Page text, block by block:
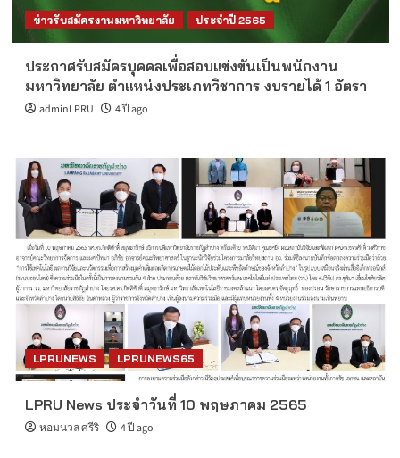
ข่าวรับสมัครงานมหาวิทยาลัย ประจำปี 2565
ประกาศรับสมัครบุคคลเพื่อสอบแข่งขันเป็นพนักงาน
มหาวิทยาลัย ตำแหน่งประเภทวิชาการ งบรายได้ 1 อัตรา
adminLPRU 4 ปี ago
LPRUNEWS LPRUNEWS65
LPRU News ประจำวันที่ 10 พฤษภาคม 2565
หอมนวล ศรีริ 4 ปี ago